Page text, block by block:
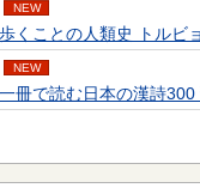
NEW
歩くことの人類史 トルビ
NEW
一冊で読む日本の漢詩